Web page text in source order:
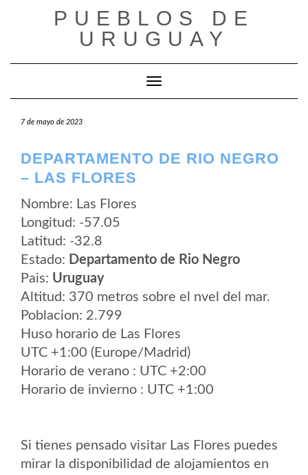
PUEBLOS DE
URUGUAY
Cambiar modo de navegación
7 de mayo de 2023
DEPARTAMENTO DE RIO NEGRO
– LAS FLORES
Nombre: Las Flores
Longitud: -57.05
Latitud: -32.8
Estado: Departamento de Rio Negro
Pais: Uruguay
Altitud: 370 metros sobre el nvel del mar.
Poblacion: 2.799
Huso horario de Las Flores
UTC +1:00 (Europe/Madrid)
Horario de verano : UTC +2:00
Horario de invierno : UTC +1:00
Si tienes pensado visitar Las Flores puedes
mirar la disponibilidad de alojamientos en